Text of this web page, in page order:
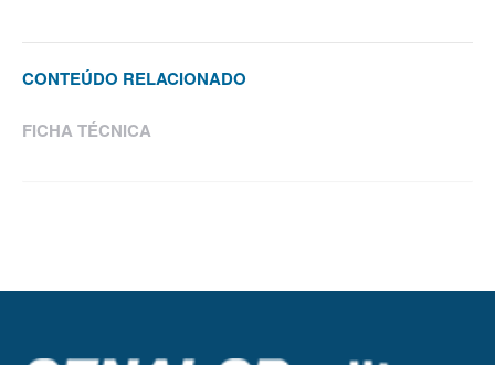
CONTEÚDO RELACIONADO
FICHA TÉCNICA